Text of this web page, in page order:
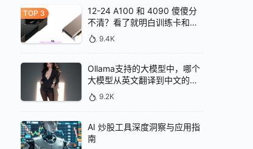
或刷新
12-24 A100 和 4090 傻傻分
不清？看了就明白训练卡和推
理卡的区别
9.4K
Ollama支持的大模型中，哪个
大模型从英文翻译到中文的效
果最好
9.2K
AI 炒股工具深度洞察与应用指
南